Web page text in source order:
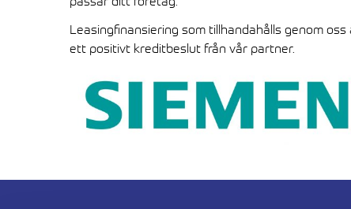
Leasingfinansiering som tillhandahålls genom
ett positivt kreditbeslut från vår partner.